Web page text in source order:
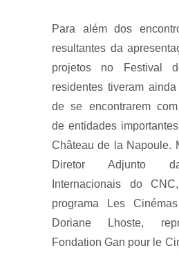
Para além dos
resultantes da
projetos no Festival
residentes tiveram
de se encontrarem
de entidades
Château de la Napoule.
Diretor Adjunto
Internacionais do
programa Les
Doriane Lhoste,
Fondation Gan pour le